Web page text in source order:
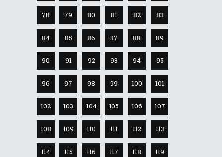
78 79 80 81 82 83
84 85 86 87 88 89
90 91 92 93 94 95
96 97 98 99 100 101
102 103 104 105 106 107
108 109 110 111 112 113
114 115 116 117 118 119